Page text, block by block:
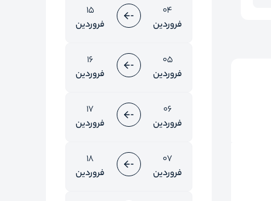
04
فروردین
15
فروردین
05
فروردین
16
فروردین
06
فروردین
17
فروردین
07
فروردین
18
فروردین